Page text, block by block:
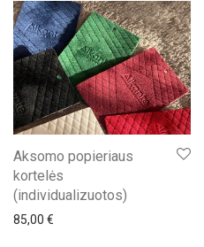
Aksomo popieriaus
kortelės
(individualizuotos)
85,00 €